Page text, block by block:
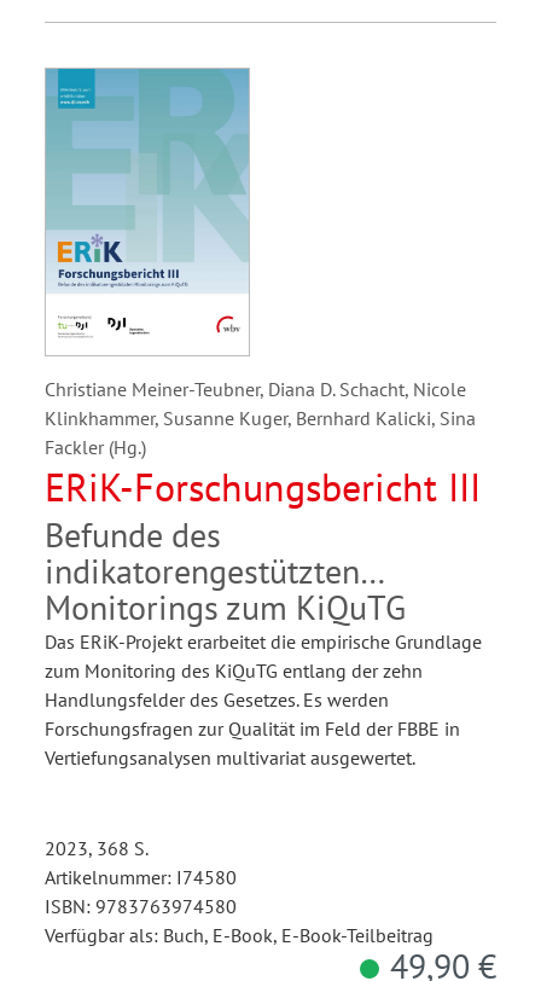
Christiane Meiner-Teubner, Diana D. Schacht, Nicole
Klinkhammer, Susanne Kuger, Bernhard Kalicki, Sina
Fackler (Hg.)
ERiK-Forschungsbericht III
Befunde des
indikatorengestützten
Monitorings zum KiQuTG
Das ERiK-Projekt erarbeitet die empirische Grundlage
zum Monitoring des KiQuTG entlang der zehn
Handlungsfelder des Gesetzes. Es werden
Forschungsfragen zur Qualität im Feld der FBBE in
Vertiefungsanalysen multivariat ausgewertet.
2023, 368 S.
Artikelnummer: I74580
ISBN: 9783763974580
Verfügbar als: Buch, E-Book, E-Book-Teilbeitrag
49,90 €